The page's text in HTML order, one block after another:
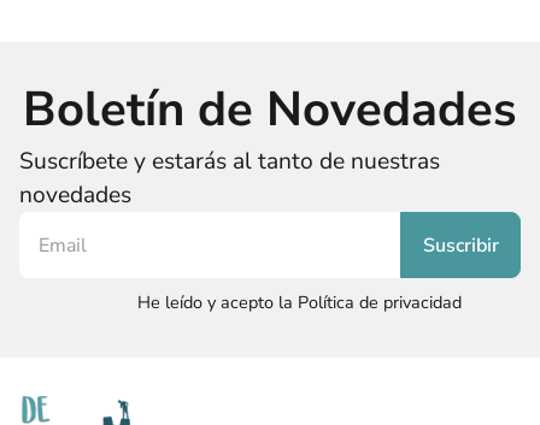
Boletín de Novedades
Suscríbete y estarás al tanto de nuestras
novedades
He leído y acepto la Política de privacidad